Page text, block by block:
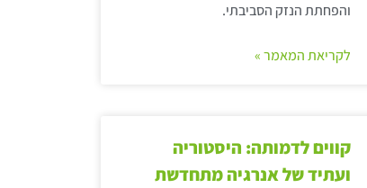
והפחתת הנזק הסביבתי.
לקריאת המאמר »
קווים לדמותה: היסטוריה
ועתיד של אנרגיה מתחדשת